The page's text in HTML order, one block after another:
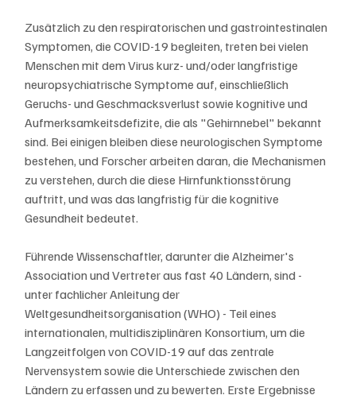
Zusätzlich zu den respiratorischen und gastrointestinalen
Symptomen, die COVID-19 begleiten, treten bei vielen
Menschen mit dem Virus kurz- und/oder langfristige
neuropsychiatrische Symptome auf, einschließlich
Geruchs- und Geschmacksverlust sowie kognitive und
Aufmerksamkeitsdefizite, die als "Gehirnnebel" bekannt
sind. Bei einigen bleiben diese neurologischen Symptome
bestehen, und Forscher arbeiten daran, die Mechanismen
zu verstehen, durch die diese Hirnfunktionsstörung
auftritt, und was das langfristig für die kognitive
Gesundheit bedeutet.
Führende Wissenschaftler, darunter die Alzheimer's
Association und Vertreter aus fast 40 Ländern, sind -
unter fachlicher Anleitung der
Weltgesundheitsorganisation (WHO) - Teil eines
internationalen, multidisziplinären Konsortium, um die
Langzeitfolgen von COVID-19 auf das zentrale
Nervensystem sowie die Unterschiede zwischen den
Ländern zu erfassen und zu bewerten. Erste Ergebnisse